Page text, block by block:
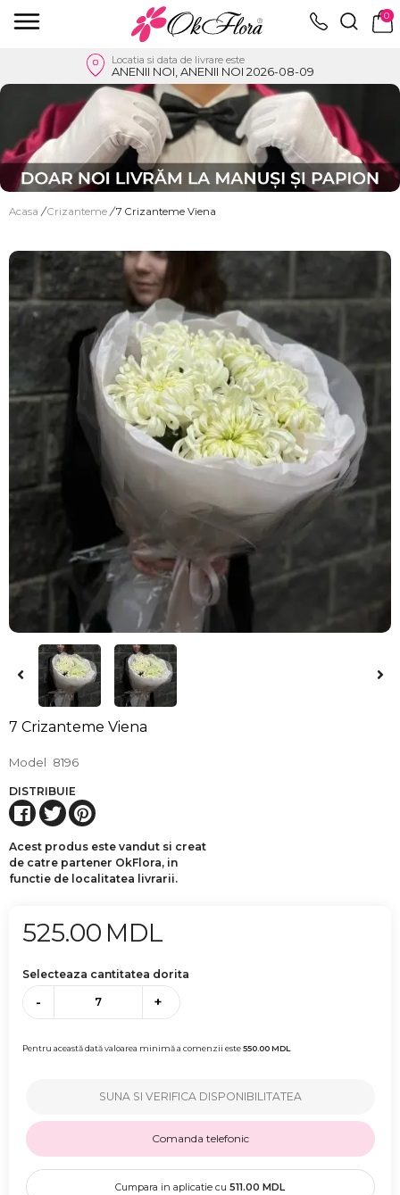
0
Locatia si data de livrare este
ANENII NOI, ANENII NOI 2026-08-09
Acasa / Crizanteme / 7 Crizanteme Viena
7 Crizanteme Viena
Model 8196
DISTRIBUIE
Acest produs este vandut si creat
de catre partener OkFlora, in
functie de localitatea livrarii.
525.00 MDL
Selecteaza cantitatea dorita
- +
Pentru această dată valoarea minimă a comenzii este550.00MDL
SUNA SI VERIFICA DISPONIBILITATEA
Comanda telefonic
Cumpara in aplicatie cu 511.00 MDL